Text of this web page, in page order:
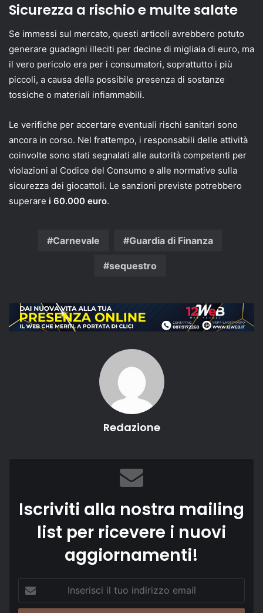
Sicurezza a rischio e multe salate
Se immessi sul mercato, questi articoli avrebbero potuto
generare guadagni illeciti per decine di migliaia di euro, ma
il vero pericolo era per i consumatori, soprattutto i più
piccoli, a causa della possibile presenza di sostanze
tossiche o materiali infiammabili.
Le verifiche per accertare eventuali rischi sanitari sono
ancora in corso. Nel frattempo, i responsabili delle attività
coinvolte sono stati segnalati alle autorità competenti per
violazioni al Codice del Consumo e alle normative sulla
sicurezza dei giocattoli. Le sanzioni previste potrebbero
superare i 60.000 euro.
Carnevale Guardia di Finanza
sequestro
Redazione
Iscriviti alla nostra mailing
list per ricevere i nuovi
aggiornamenti!
tuo